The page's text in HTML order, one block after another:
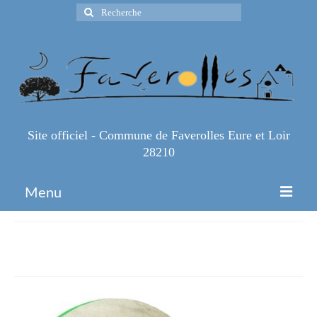
Rechercher
:
Site officiel - Commune de Faverolles Eure et Loir
28210
Menu